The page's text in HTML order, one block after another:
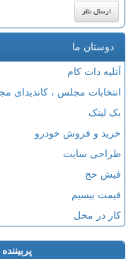
دوستان ما
آتلیه دات کام
انتخابات مجلس ، کاندیدای
بک لینک
خرید و فروش خودرو
طراحی سایت
فیش حج
قیمت بیسیم
کار در محل